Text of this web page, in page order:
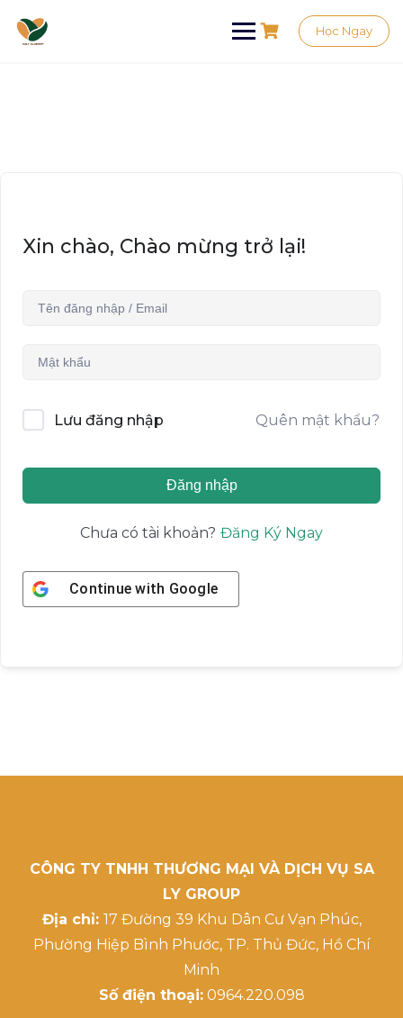
Học Ngay
Xin chào, Chào mừng trở lại!
Lưu đăng nhập Quên mật khẩu?
Đăng nhập
Chưa có tài khoản? Đăng Ký Ngay
Continue with Google
CÔNG TY TNHH THƯƠNG MẠI VÀ DỊCH VỤ SA
LY GROUP
Địa chỉ: 17 Đường 39 Khu Dân Cư Vạn Phúc,
Phường Hiệp Bình Phước, TP. Thủ Đức, Hồ Chí
Minh
Số điện thoại:0964.220.098